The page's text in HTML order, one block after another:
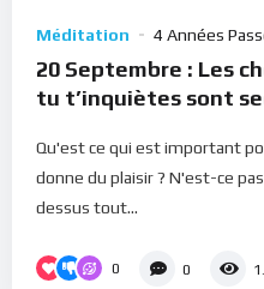
Méditation 4 Années
20 Septembre : Les
tu t’inquiètes sont
Qu'est ce qui est important
donne du plaisir ? N'est-ce
dessus tout...
0 0